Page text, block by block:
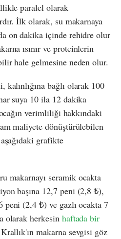
paralel olarak
İlk olarak, su makarnaya
on dakika içinde rehidre olur
ısınır ve proteinlerin
hale gelmesine neden olur.
bağlı olarak 100
suya 10 ila 12 dakika
verimliliği hakkındaki
maliyete dönüştürülebilen
grafikte
makarnayı seramik ocakta
başına 12,7 peni (2,8 ₺),
(2,4 ₺) ve gazlı ocakta 7
olarak herkesin haftada bir
makarna sevgisi göz